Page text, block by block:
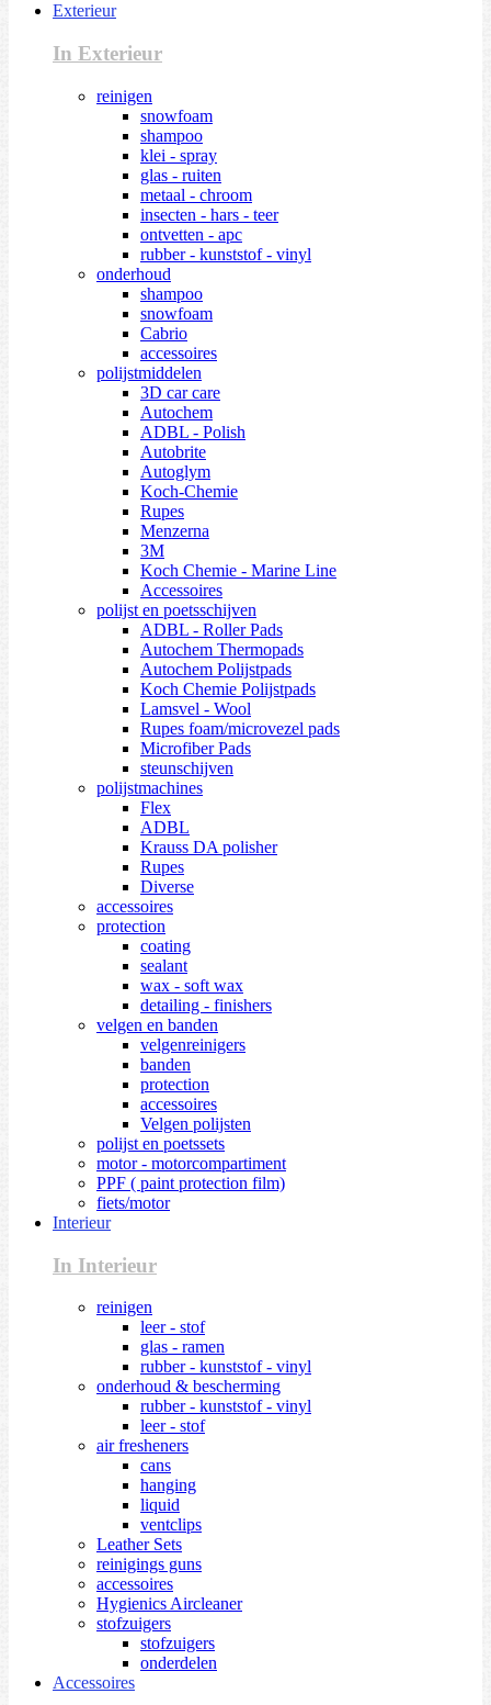
Exterieur
In Exterieur
reinigen
snowfoam
shampoo
klei - spray
glas - ruiten
metaal - chroom
insecten - hars - teer
ontvetten - apc
rubber - kunststof - vinyl
onderhoud
shampoo
snowfoam
Cabrio
accessoires
polijstmiddelen
3D car care
Autochem
ADBL - Polish
Autobrite
Autoglym
Koch-Chemie
Rupes
Menzerna
3M
Koch Chemie - Marine Line
Accessoires
polijst en poetsschijven
ADBL - Roller Pads
Autochem Thermopads
Autochem Polijstpads
Koch Chemie Polijstpads
Lamsvel - Wool
Rupes foam/microvezel pads
Microfiber Pads
steunschijven
polijstmachines
Flex
ADBL
Krauss DA polisher
Rupes
Diverse
accessoires
protection
coating
sealant
wax - soft wax
detailing - finishers
velgen en banden
velgenreinigers
banden
protection
accessoires
Velgen polijsten
polijst en poetssets
motor - motorcompartiment
PPF ( paint protection film)
fiets/motor
Interieur
In Interieur
reinigen
leer - stof
glas - ramen
rubber - kunststof - vinyl
onderhoud & bescherming
rubber - kunststof - vinyl
leer - stof
air fresheners
cans
hanging
liquid
ventclips
Leather Sets
reinigings guns
accessoires
Hygienics Aircleaner
stofzuigers
stofzuigers
onderdelen
Accessoires